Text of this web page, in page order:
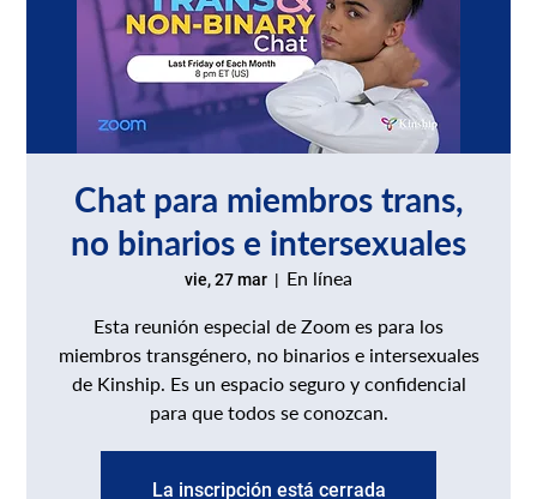
Chat para miembros trans,
no binarios e intersexuales
vie, 27 mar
  |
En línea
Esta reunión especial de Zoom es para los
miembros transgénero, no binarios e intersexuales
de Kinship. Es un espacio seguro y confidencial
para que todos se conozcan.
La inscripción está cerrada